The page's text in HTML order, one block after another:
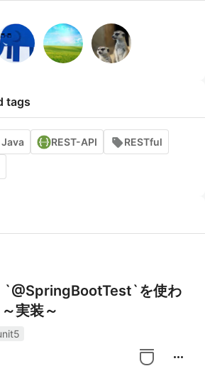
tags
Java REST-API RESTful
`@SpringBootTest`を使わ
実装～
more_horiz